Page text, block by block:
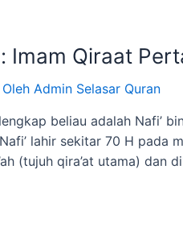
Imam Qiraat
Admin Selasar Quran
beliau adalah Nafi’
lahir sekitar 70 H
(tujuh qira’at utama)